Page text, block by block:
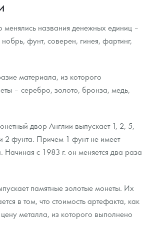
менялись названия денежных единиц –
фунт, соверен, гинея, фартинг,
материала, из которого
– серебро, золото, бронза, медь,
двор Англии выпускает 1, 2, 5,
2 фунта. Причем 1 фунт не имеет
Начиная с 1983 г. он меняется два раза
памятные золотые монеты. Их
в том, что стоимость артефакта, как
металла, из которого выполнено